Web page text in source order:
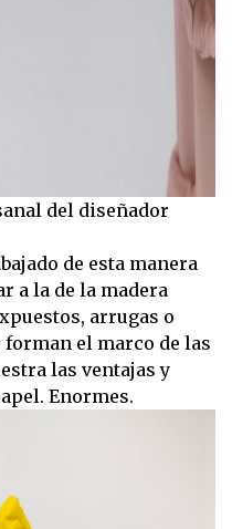
del diseñador
de esta manera
a la de la madera
arrugas o
el marco de las
las ventajas y
Enormes.